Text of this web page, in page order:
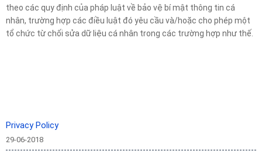
theo các quy định của pháp luật về bảo vệ bí mật thông tin cá
nhân, trường hợp các điều luật đó yêu cầu và/hoặc cho phép một
tổ chức từ chối sửa dữ liệu cá nhân trong các trường hợp như thế.
Privacy Policy
29-06-2018